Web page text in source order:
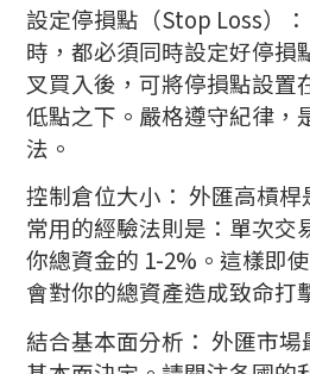
設定停損點（Stop Loss）
時，都必須同時設定好停損
叉買入後，可將停損點設置
低點之下。嚴格遵守紀律，
法。
控制倉位大小： 外匯高槓
常用的經驗法則是：單次交
你總資金的 1-2%。這樣即
會對你的總資產造成致命打
結合基本面分析： 外匯市